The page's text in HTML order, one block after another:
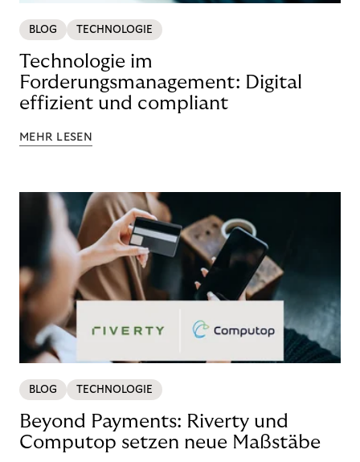
BLOG TECHNOLOGIE
Technologie im
Forderungsmanagement: Digital
effizient und compliant
MEHR LESEN
BLOG TECHNOLOGIE
Beyond Payments: Riverty und
Computop setzen neue Maßstäbe